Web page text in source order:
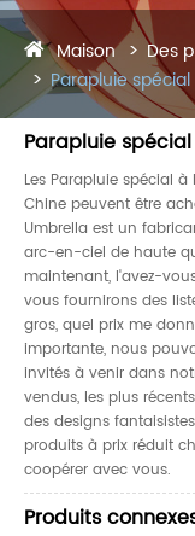
Maison
Des
Parapluie
Parapluie
Les Parapluie spécial
Chine peuvent être
Umbrella est un
arc-en-ciel de haute
maintenant, l'avez-
vous fournirons des
gros, quel prix me
importante, nous
invités à venir dans
vendus, les plus
des designs
produits à prix réduit
coopérer avec vous.
Produits